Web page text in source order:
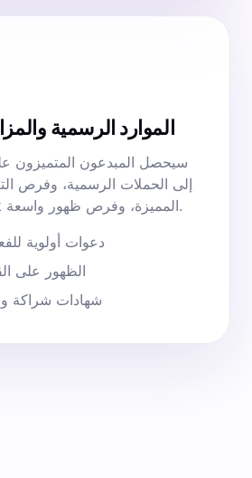
الموارد الرسمية
سيحصل المبدعون المتميزون
إلى الحملات الرسمية، وفرص
وموارد HelloTalk المميزة، وفرص ظهور واسعة.
دعوات أولوية
الظهور على
شهادات شراكة